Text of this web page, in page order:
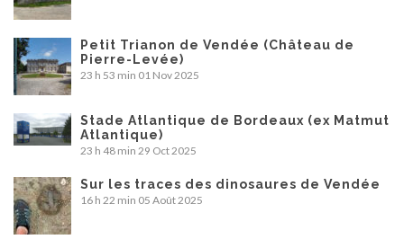
Petit Trianon de Vendée (Château de
Pierre-Levée)
23 h 53 min 01 Nov 2025
Stade Atlantique de Bordeaux (ex Matmut
Atlantique)
23 h 48 min 29 Oct 2025
Sur les traces des dinosaures de Vendée
16 h 22 min 05 Août 2025